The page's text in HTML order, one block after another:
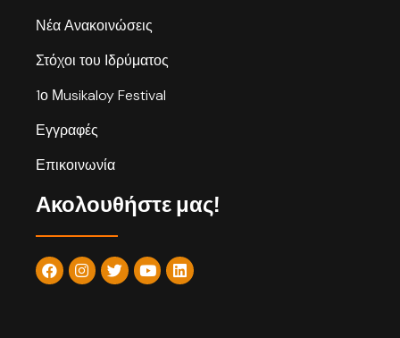
Νέα Ανακοινώσεις
Στόχοι του Ιδρύματος
1ο Μusikaloy Festival
Εγγραφές
Επικοινωνία
Ακολουθήστε μας!